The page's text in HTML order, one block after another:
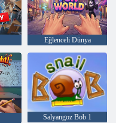
Eğlenceli Dünya
Salyangoz Bob 1